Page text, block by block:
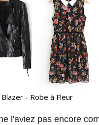
Blazer - Robe à Fleur
l'aviez pas encore